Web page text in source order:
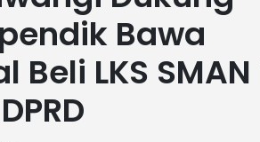
Bawa
LKS SMAN